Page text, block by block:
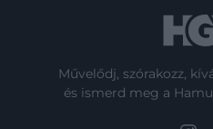
Művelődj, szórakozz,
és ismerd meg a